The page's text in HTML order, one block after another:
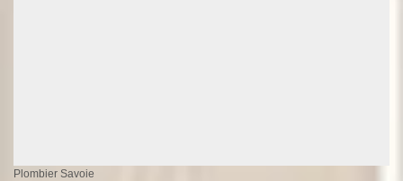
Plombier Savoie